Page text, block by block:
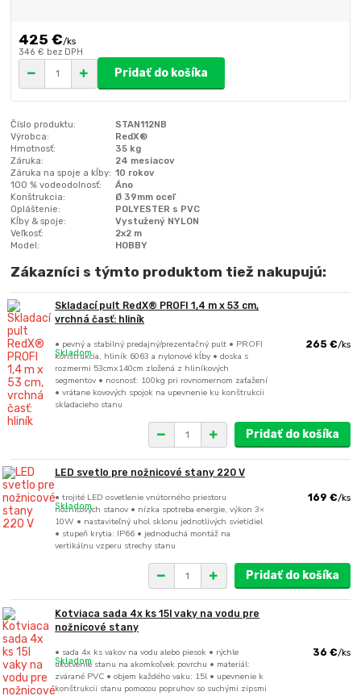
425 €/ks
346 € bez DPH
Pridať do košíka
Číslo produktu:
STAN112NB
Výrobca:
RedX®
Hmotnosť:
35 kg
Záruka:
24 mesiacov
Záruka na spoje a kĺby: 10 rokov
100 % vodeodolnosť:
Áno
Konštrukcia:
Ø 39mm oceľ
Opláštenie:
POLYESTER s PVC
Kĺby & spoje:
Vystužený NYLON
Veľkosť:
2x2 m
Model:
HOBBY
Zákazníci s týmto produktom tiež nakupujú:
Skladací pult RedX® PROFI 1,4 m x 53 cm,
vrchná časť: hliník
• pevný a stabilný predajný/prezentačný pult • PROFI
konštrukcia, hliník 6063 a nylonové kĺby • doska s
rozmermi 53cmx140cm zložená z hliníkových
segmentov • nosnosť: 100kg pri rovnomernom zaťažení
• vrátane kovových spojok na upevnenie ku konštrukcii
skladacieho stanu
265 €/ks
Skladom
Pridať do košíka
LED svetlo pre nožnicové stany 220 V
• trojité LED osvetlenie vnútorného priestoru
nožnicových stanov • nízka spotreba energie, výkon 3×
10W • nastaviteľný uhol sklonu jednotlivých svietidiel
• stupeň krytia: IP66 • jednoduchá montáž na
vertikálnu vzperu strechy stanu
169 €/ks
Skladom
Pridať do košíka
Kotviaca sada 4x ks 15l vaky na vodu pre
nožnicové stany
• sada 4x ks vakov na vodu alebo piesok • rýchle
ukotvenie stanu na akomkoľvek povrchu • materiál:
zvárané PVC • objem každého vaku: 15l • upevnenie k
konštrukcii stanu pomocou popruhov so suchými zipsmi
36 €/ks
Skladom